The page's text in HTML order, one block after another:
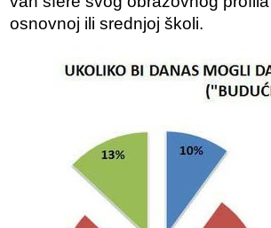
osnovnoj ili srednjoj školi.